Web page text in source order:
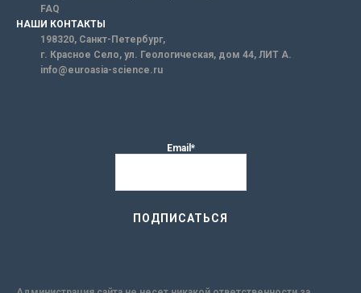
FAQ
НАШИ КОНТАКТЫ
198320, Санкт-Петербург,
г. Красное Село, ул. Геологическая, дом 44, ЛИТ А.
info@euroasia-science.ru
Email*